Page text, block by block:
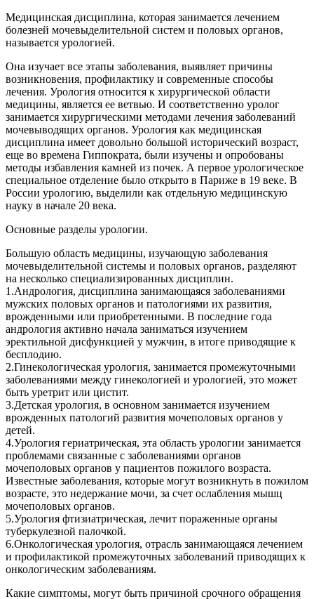
Медицинская дисциплина, которая занимается лечением
болезней мочевыделительной систем и половых органов,
называется урологией.
Она изучает все этапы заболевания, выявляет причины
возникновения, профилактику и современные способы
лечения. Урология относится к хирургической области
медицины, является ее ветвью. И соответственно уролог
занимается хирургическими методами лечения заболеваний
мочевыводящих органов. Урология как медицинская
дисциплина имеет довольно большой исторический возраст,
еще во времена Гиппократа, были изучены и опробованы
методы избавления камней из почек. А первое урологическое
специальное отделение было открыто в Париже в 19 веке. В
России урологию, выделили как отдельную медицинскую
науку в начале 20 века.
Основные разделы урологии.
Большую область медицины, изучающую заболевания
мочевыделительной системы и половых органов, разделяют
на несколько специализированных дисциплин.
1.Андрология, дисциплина занимающаяся заболеваниями
мужских половых органов и патологиями их развития,
врожденными или приобретенными. В последние года
андрология активно начала заниматься изучением
эректильной дисфункцией у мужчин, в итоге приводящие к
бесплодию.
2.Гинекологическая урология, занимается промежуточными
заболеваниями между гинекологией и урологией, это может
быть уретрит или цистит.
3.Детская урология, в основном занимается изучением
врожденных патологий развития мочеполовых органов у
детей.
4.Урология гериатрическая, эта область урологии занимается
проблемами связанные с заболеваниями органов
мочеполовых органов у пациентов пожилого возраста.
Известные заболевания, которые могут возникнуть в пожилом
возрасте, это недержание мочи, за счет ослабления мышц
мочеполовых органов.
5.Урология фтизиатрическая, лечит пораженные органы
туберкулезной палочкой.
6.Онкологическая урология, отрасль занимающаяся лечением
и профилактикой промежуточных заболеваний приводящих к
онкологическим заболеваниям.
Какие симптомы, могут быть причиной срочного обращения